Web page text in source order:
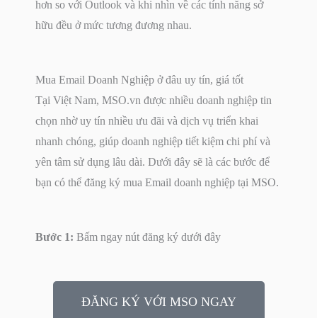
hơn so với Outlook và khi nhìn về các tính năng sở
hữu đều ở mức tương đương nhau.
Mua Email Doanh Nghiệp ở đâu uy tín, giá tốt
Tại Việt Nam, MSO.vn được nhiều doanh nghiệp tin
chọn nhờ uy tín nhiều ưu đãi và dịch vụ triển khai
nhanh chóng, giúp doanh nghiệp tiết kiệm chi phí và
yên tâm sử dụng lâu dài. Dưới đây sẽ là các bước để
bạn có thể đăng ký mua Email doanh nghiệp tại MSO.
Bước 1: Bấm ngay nút đăng ký dưới đây
ĐĂNG KÝ VỚI MSO NGAY